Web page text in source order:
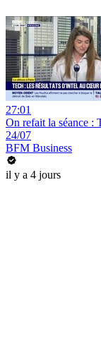
27:01
On refait la séance :
24/07
BFM Business
il y a 4 jours